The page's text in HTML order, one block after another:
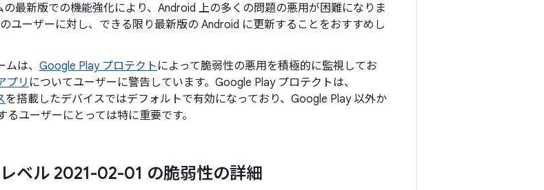
最新版での機能強化により、Android 上の多くの問題の悪用が困難になりま
ユーザーに対し、できる限り最新版の Android に更新することをおすすめし
は、 Google Play プロテクト によって脆弱性の悪用を積極的に監視してお
プリ についてユーザーに警告しています。Google Play プロテクトは、
を搭載したデバイスではデフォルトで有効になっており、Google Play 以外か
ユーザーにとっては特に重要です。
ベル 2021-02-01 の脆弱性の詳細